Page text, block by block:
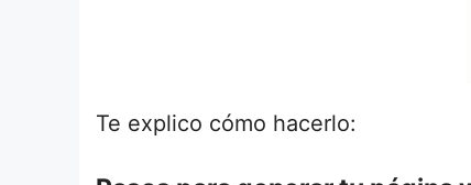
Te explico cómo hacerlo: